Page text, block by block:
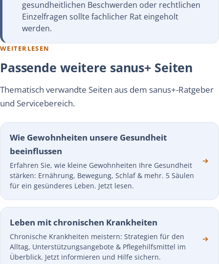
gesundheitlichen Beschwerden oder rechtlichen
Einzelfragen sollte fachlicher Rat eingeholt
werden.
WEITERLESEN
Passende weitere sanus+ Seiten
Thematisch verwandte Seiten aus dem sanus+-Ratgeber
und Servicebereich.
Wie Gewohnheiten unsere Gesundheit
beeinflussen
Erfahren Sie, wie kleine Gewohnheiten Ihre Gesundheit
stärken: Ernährung, Bewegung, Schlaf & mehr. 5 Säulen
für ein gesünderes Leben. Jetzt lesen.
Leben mit chronischen Krankheiten
Chronische Krankheiten meistern: Strategien für den
Alltag, Unterstützungsangebote & Pflegehilfsmittel im
Überblick. Jetzt informieren und Hilfe sichern.